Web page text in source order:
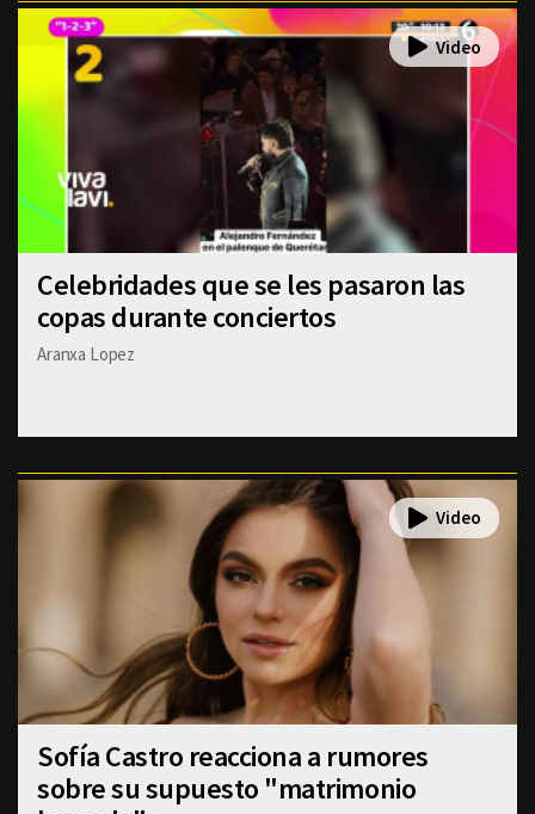
Celebridades que se les pasaron las
copas durante conciertos
Aranxa Lopez
Sofía Castro reacciona a rumores
sobre su supuesto "matrimonio